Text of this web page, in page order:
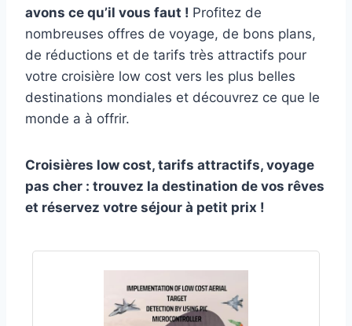
avons ce qu’il vous faut ! Profitez de
nombreuses offres de voyage, de bons plans,
de réductions et de tarifs très attractifs pour
votre croisière low cost vers les plus belles
destinations mondiales et découvrez ce que le
monde a à offrir.
Croisières low cost, tarifs attractifs, voyage
pas cher : trouvez la destination de vos rêves
et réservez votre séjour à petit prix !